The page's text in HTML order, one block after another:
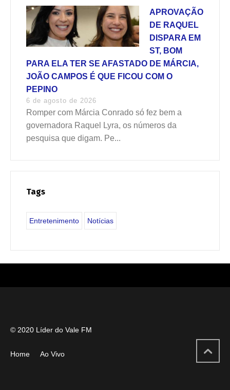
APROVAÇÃO
DE RAQUEL
DISPARA EM
ST, BOM
PARA ELA TER SE AFASTADO DE MÁRCIA,
JOÃO CAMPOS É QUE FICOU COM O
PEPINO
6 de agosto de 2026
Romper com Márcia Conrado só fez bem a
governadora Raquel Lyra, os números da
pesquisa que digam. Pe...
Tags
Entretenimento Notícias
© 2020 Líder do Vale FM
Home Ao Vivo